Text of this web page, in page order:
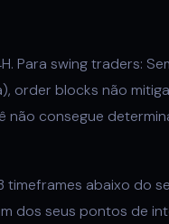
Para swing traders:
order blocks não
não consegue
abaixo do
dos seus pontos de